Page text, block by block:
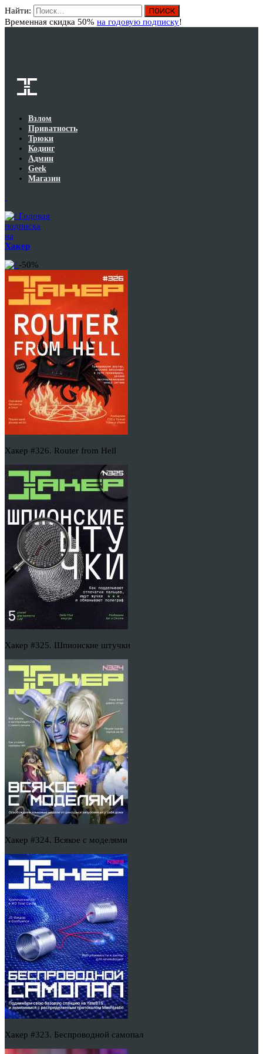
Найти:
Временная скидка 50% на годовую подписку!
Взлом
Приватность
Трюки
Кодинг
Админ
Geek
Магазин
Годовая
подписка
на
Хакер
-50%
Хакер #326. Router from Hell
Хакер #325. Шпионские штучки
Хакер #324. Всякое с моделями
Хакер #323. Беспроводной самопал